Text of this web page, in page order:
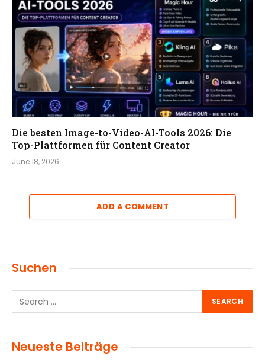
Die besten Image-to-Video-AI-Tools 2026: Die
Top-Plattformen für Content Creator
June 18, 2026
ADD A COMMENT
Suchen
Neueste Beiträge